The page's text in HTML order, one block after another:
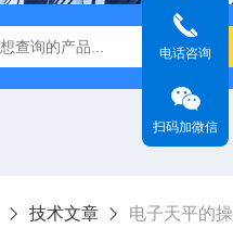
DJ-MIAS金相图像分析软件
技术文章 电子天平的
电话咨询
扫码加微信